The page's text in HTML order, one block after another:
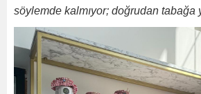
söylemde kalmıyor; doğrudan tabağa